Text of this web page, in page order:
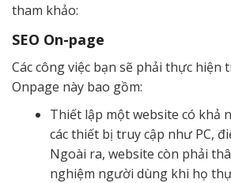
tham khảo:
SEO On-page
Các công việc bạn sẽ phải thực hiện
Onpage này bao gồm:
Thiết lập một website có khả
các thiết bị truy cập như PC,
Ngoài ra, website còn phải
nghiệm người dùng khi họ